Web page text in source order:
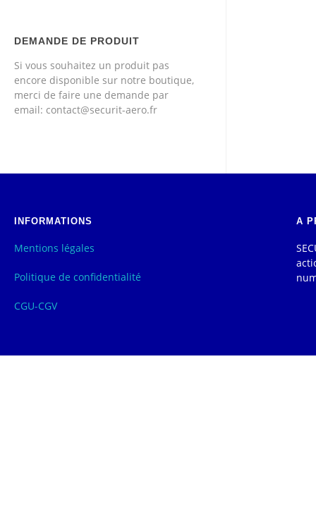
DEMANDE DE PRODUIT
Si vous souhaitez un produit pas
encore disponible sur notre boutique,
merci de faire une demande par
email: contact@securit-aero.fr
INFORMATIONS
Mentions légales
Politique de confidentialité
CGU-CGV
A